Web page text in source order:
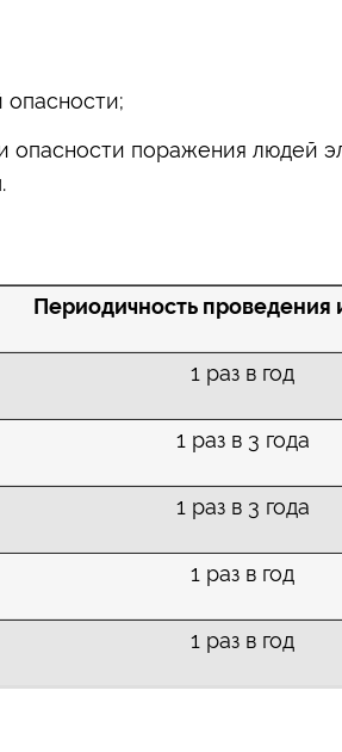
опасности поражения людей
Периодичность проведения
1 раз в год
1 раз в 3 года
1 раз в 3 года
1 раз в год
1 раз в год